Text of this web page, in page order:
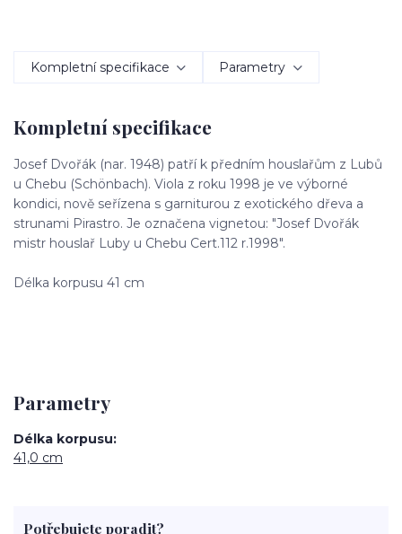
Kompletní specifikace Parametry
Kompletní specifikace
Josef Dvořák (nar. 1948) patří k předním houslařům z Lubů
u Chebu (Schönbach). Viola z roku 1998 je ve výborné
kondici, nově seřízena s garniturou z exotického dřeva a
strunami Pirastro. Je označena vignetou: "Josef Dvořák
mistr houslař Luby u Chebu Cert.112 r.1998".
Délka korpusu 41 cm
Parametry
Délka korpusu
41,0 cm
Potřebujete poradit?